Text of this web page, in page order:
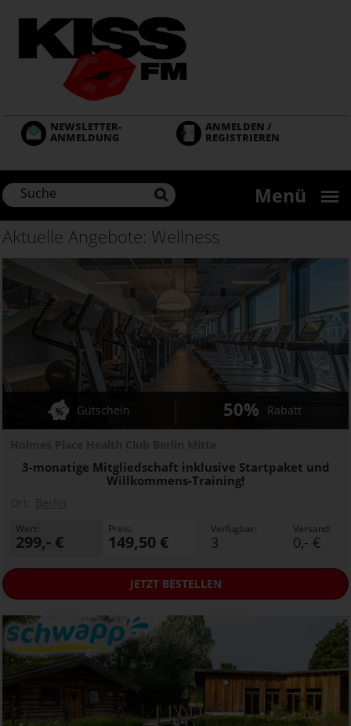
zum
NEWSLETTER-
ANMELDUNG
ANMELDEN /
REGISTRIEREN
Menü
Aktuelle Angebote: Wellness
3-monatige Mitgliedschaft inklusive Startpaket und
Willkommens-Training!
Gutschein 50% Rabatt
Wert:
299,- €
Preis:
149,50 €
Verfügbar:
3
Versand:
0,- €
JETZTBESTELLEN